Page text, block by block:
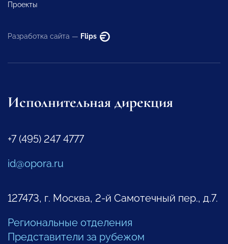
Проекты
Разработка сайта — Flips
Исполнительная дирекция
+7 (495) 247 4777
id@opora.ru
127473, г. Москва, 2-й Самотечный пер., д.7.
Региональные отделения
Представители за рубежом